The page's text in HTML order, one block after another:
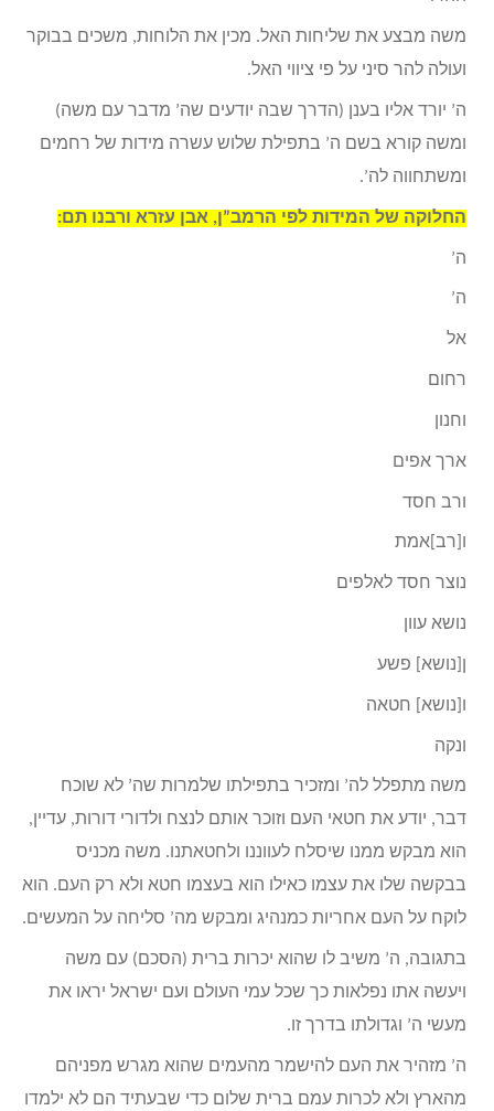
משה מבצע את שליחות האל. מכין את הלוחות, משכים בבוקר
ועולה להר סיני על פי ציווי האל.
ה’ יורד אליו בענן (הדרך שבה יודעים שה’ מדבר עם משה)
ומשה קורא בשם ה’ בתפילת שלוש עשרה מידות של רחמים
ומשתחווה לה’.
החלוקה של המידות לפי הרמב”ן, אבן עזרא ורבנו תם:
ה’
ה’
אל
רחום
וחנון
ארך אפים
ורב חסד
ו[רב]אמת
נוצר חסד לאלפים
נושא עוון
ן[נושא] פשע
ו[נושא] חטאה
ונקה
משה מתפלל לה’ ומזכיר בתפילתו שלמרות שה’ לא שוכח
דבר, יודע את חטאי העם וזוכר אותם לנצח ולדורי דורות, עדיין,
הוא מבקש ממנו שיסלח לעווננו ולחטאתנו. משה מכניס
בבקשה שלו את עצמו כאילו הוא בעצמו חטא ולא רק העם. הוא
לוקח על העם אחריות כמנהיג ומבקש מה’ סליחה על המעשים.
בתגובה, ה’ משיב לו שהוא יכרות ברית (הסכם) עם משה
ויעשה אתו נפלאות כך שכל עמי העולם ועם ישראל יראו את
מעשי ה’ וגדולתו בדרך זו.
ה’ מזהיר את העם להישמר מהעמים שהוא מגרש מפניהם
מהארץ ולא לכרות עמם ברית שלום כדי שבעתיד הם לא ילמדו